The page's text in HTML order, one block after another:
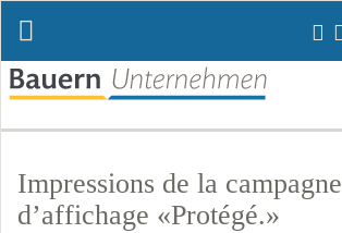
contenu
Impressions de la campagne
d’affichage «Protégé.»